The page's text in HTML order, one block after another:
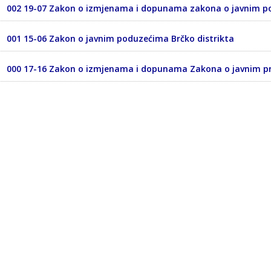
002 19-07 Zakon o izmjenama i dopunama zakona o javnim
001 15-06 Zakon o javnim poduzećima Brčko distrikta
000 17-16 Zakon o izmjenama i dopunama Zakona o javnim